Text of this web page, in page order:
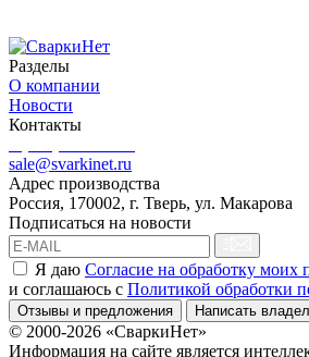
Разделы
О компании
Новости
Контакты
sale@svarkinet.ru
Адрес производства
Россия, 170002, г. Тверь, ул. Макарова
Подписаться на новости
Я даю Согласие на обработку моих
и соглашаюсь c Политикой обработки
Отзывы и предложения Написать
© 2000-2026 «СваркиНет»
Информация на сайте является